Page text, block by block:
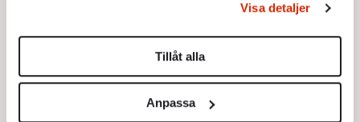
Du kan ändra eller dra tillbaka ditt samtycke när som
helst från cookie-förklaringen.
Vi använder enhetsidentifierare för att anpassa innehållet
för sociala medier och analysera vår trafik. Vi
Visa detaljer
Tillåt alla
Anpassa